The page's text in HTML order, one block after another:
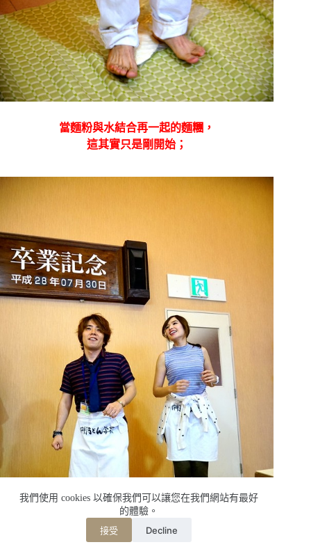
我們使用 cookies 以確保我們可以讓您在我們網站有最好
的體驗。
接受 Decline
當麵粉與水結合再一起的麵糰，
這其實只是剛開始；